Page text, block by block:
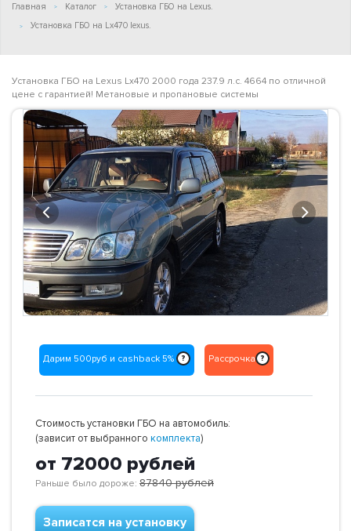
Главная Каталог
Установка ГБО на Lexus.
Установка ГБО на Lx470 lexus.
Установка ГБО на Lexus Lx470 2000 года 237.9 л.с. 4664 по отличной
цене с гарантией! Метановые и пропановые системы
Previous Next
Дарим 500руб и cashback 5% ? Рассрочка ?
Стоимость установки ГБО на автомобиль:
(зависит от выбранного комплекта)
от 72000 рублей
Раньше было дороже: 87840рублей
Записатся на установку